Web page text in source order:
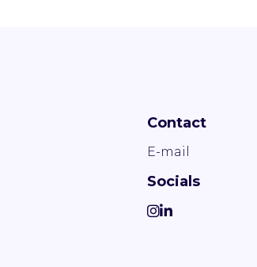
Contact
E-mail
Socials